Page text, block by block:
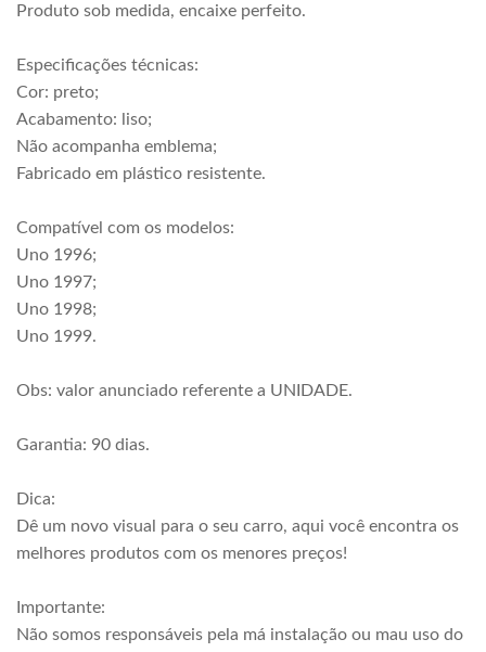
Produto sob medida, encaixe perfeito.
Especificações técnicas:
Cor: preto;
Acabamento: liso;
Não acompanha emblema;
Fabricado em plástico resistente.
Compatível com os modelos:
Uno 1996;
Uno 1997;
Uno 1998;
Uno 1999.
Obs: valor anunciado referente a UNIDADE.
Garantia: 90 dias.
Dica:
Dê um novo visual para o seu carro, aqui você encontra os
melhores produtos com os menores preços!
Importante:
Não somos responsáveis pela má instalação ou mau uso do